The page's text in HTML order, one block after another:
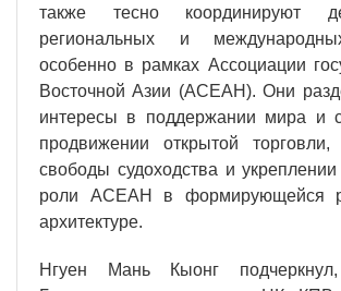
также тесно координируют
региональных и
особенно в рамках Ассоциации
Восточной Азии (АСЕАН). Они
интересы в поддержании мира и
продвижении открытой торговли,
свободы судоходства и
роли АСЕАН в формирующейся
архитектуре.
Нгуен Мань Кыонг